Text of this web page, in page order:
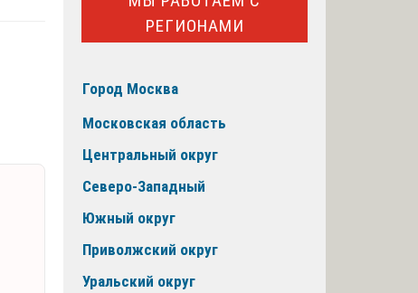
РЕГИОНАМИ
Город Москва
Московская область
Центральный округ
Северо-Западный
Южный округ
Приволжский округ
Уральский округ